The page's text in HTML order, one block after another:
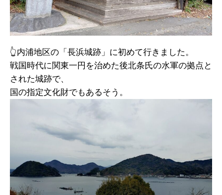
👆内浦地区の「長浜城跡」に初めて行きました。
戦国時代に関東一円を治めた後北条氏の水軍の拠点と
された城跡で、
国の指定文化財でもあるそう。